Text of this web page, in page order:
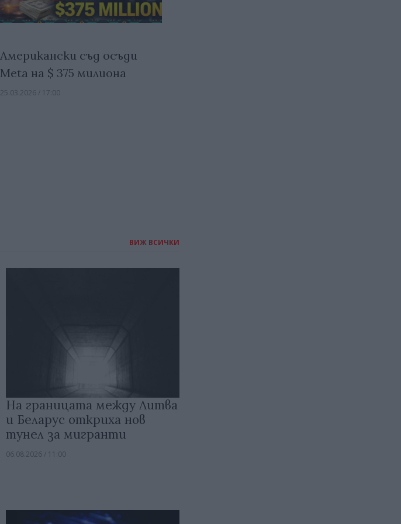
Американски съд осъди
Meta на $ 375 милиона
25.03.2026 / 17:00
ВИЖ ВСИЧКИ
На границата между Литва
и Беларус откриха нов
тунел за мигранти
06.08.2026 / 11:00